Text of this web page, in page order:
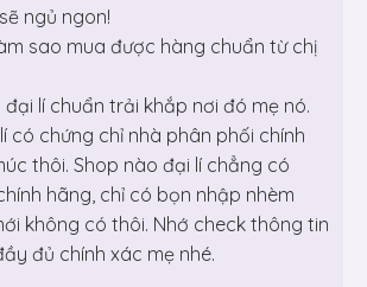
ngủ ngon!
sao mua được hàng chuẩn từ chị
đại lí chuẩn trải khắp nơi đó mẹ nó.
có chứng chỉ nhà phân phối chính
thôi. Shop nào đại lí chẳng có
hãng, chỉ có bọn nhập nhèm
không có thôi. Nhớ check thông tin
đủ chính xác mẹ nhé.